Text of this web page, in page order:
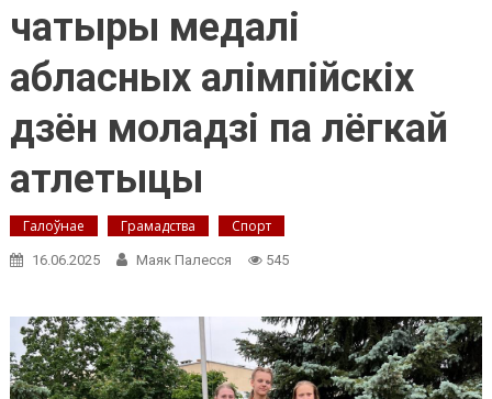
чатыры медалі
абласных алімпійскіх
дзён моладзі па лёгкай
атлетыцы
Галоўнае Грамадства Спорт
16.06.2025 Маяк Палесся 545